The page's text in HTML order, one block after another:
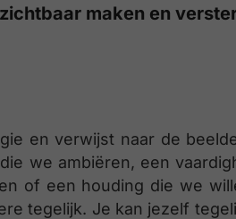
maken en
en verwijst naar de
we ambiëren, een
of een houding die we
tegelijk. Je kan jezelf